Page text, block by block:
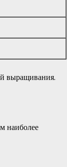
выращивания.
наиболее